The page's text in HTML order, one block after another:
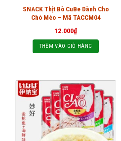
SNACK Thịt Bò CuBe Dành Cho
Chó Mèo – Mã TACCM04
12.000₫
THÊM VÀO GIỎ HÀNG